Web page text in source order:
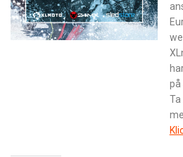
på